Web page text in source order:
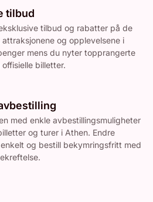
tilbud
tilbud og rabatter på de
og opplevelsene i
mens du nyter topprangerte
billetter.
med enkle avbestillingsmuligheter
og turer i Athen. Endre
og bestill bekymringsfritt med